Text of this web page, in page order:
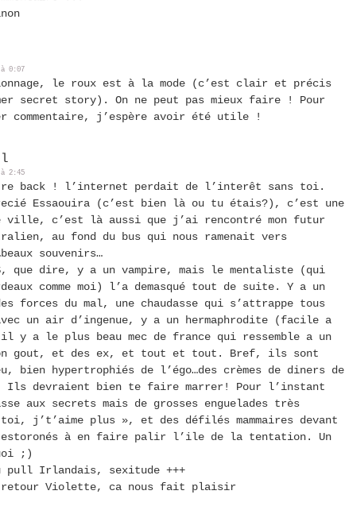
0:07
le roux est à la mode (c’est clair et précis
secret story). On ne peut pas mieux faire ! Pour
commentaire, j’espère avoir été utile !
2:45
re back ! l’internet perdait de l’interêt sans toi.
Essaouira (c’est bien là ou tu étais?), c’est une
ville, c’est là aussi que j’ai rencontré mon futur
au fond du bus qui nous ramenait vers
souvenirs…
que dire, y a un vampire, mais le mentaliste (qui
comme moi) l’a demasqué tout de suite. Y a un
forces du mal, une chaudasse qui s’attrappe tous
un air d’ingenue, y a un hermaphrodite (facile a
y a le plus beau mec de france qui ressemble a un
gout, et des ex, et tout et tout. Bref, ils sont
bien hypertrophiés de l’égo…des crèmes de diners de
Ils devraient bien te faire marrer! Pour l’instant
aux secrets mais de grosses enguelades très
toi, j’t’aime plus », et des défilés mammaires devant
à en faire palir l’ile de la tentation. Un
;)
pull Irlandais, sexitude +++
retour Violette, ca nous fait plaisir